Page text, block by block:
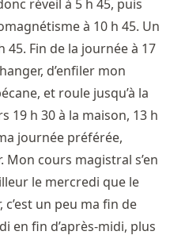
réveil à 5 h 45, puis
à 10 h 45. Un
45. Fin de la journée à 17
d’enfiler mon
et roule jusqu’à la
19 h 30 à la maison, 13 h
journée préférée,
Mon cours magistral s’en
le mercredi que le
un peu ma fin de
en fin d’après-midi, plus